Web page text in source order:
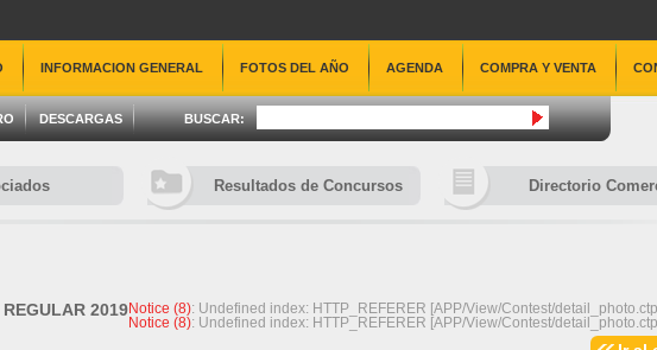
INFORMACION GENERAL FOTOS DEL AÑO AGENDA COMPRA Y VENTA
DESCARGAS BUSCAR:
Resultados de Concursos Directorio
2019Notice (8): Undefined index: HTTP_REFERER [APP/View/Contest/detail_photo.ctp
Notice (8): Undefined index: HTTP_REFERER [APP/View/Contest/detail_photo.ctp